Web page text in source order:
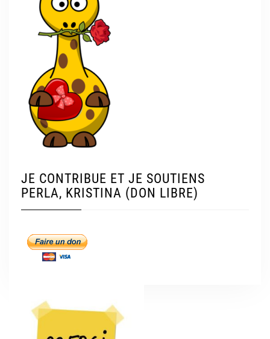
JE CONTRIBUE ET JE SOUTIENS
PERLA, KRISTINA (DON LIBRE)